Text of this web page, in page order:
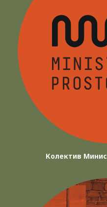
Колектив